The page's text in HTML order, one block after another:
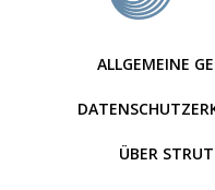
ALLGEMEINE
ÜBER